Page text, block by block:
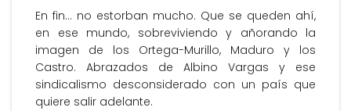
En fin… no estorban mucho. Que se queden ahí,
en ese mundo, sobreviviendo y añorando la
imagen de los Ortega-Murillo, Maduro y los
Castro. Abrazados de Albino Vargas y ese
sindicalismo desconsiderado con un país que
quiere salir adelante.